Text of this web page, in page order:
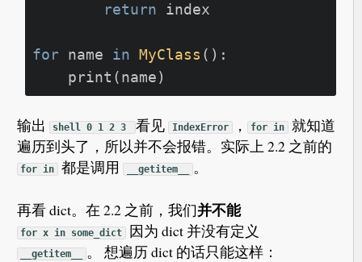
return index
for name in MyClass ():
输出 shell 0 1 2 3 看见 IndexError ， for in 就知道
遍历到头了，所以并不会报错。实际上 2.2 之前的
for in 都是调用 __getitem__ 。
再看 dict。在 2.2 之前，我们并不能
for x in some_dict 因为 dict 并没有定义
__getitem__ 。 想遍历 dict 的话只能这样：